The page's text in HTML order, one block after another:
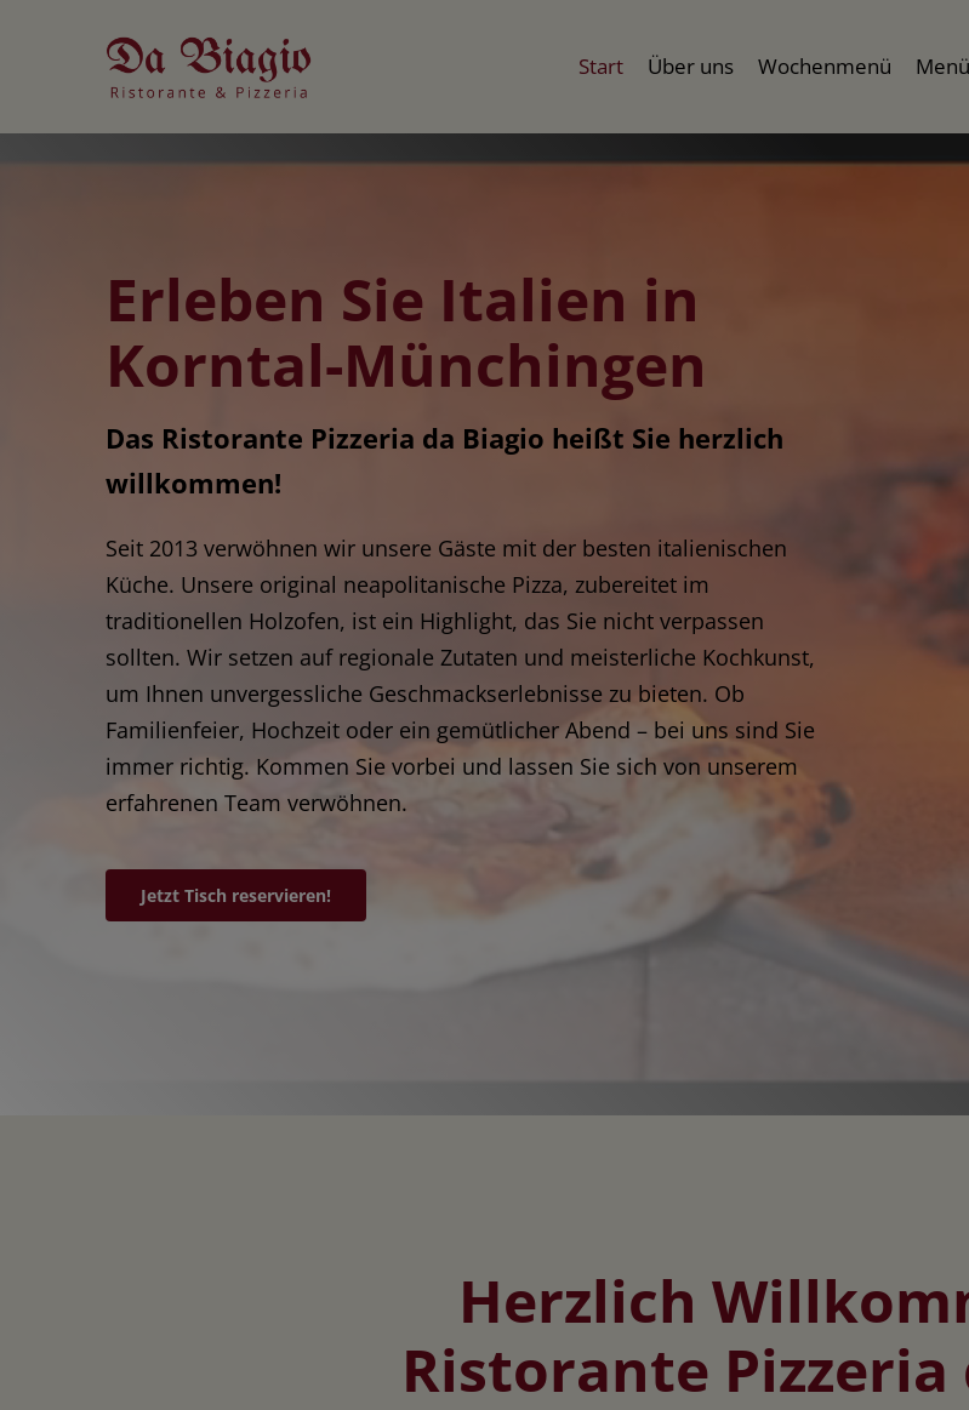
Start Über uns Wochenmenü
Erleben Sie Italien in
Korntal-Münchingen
Das Ristorante Pizzeria da Biagio heißt Sie herzlich
willkommen!
Seit 2013 verwöhnen wir unsere Gäste mit der besten italienischen
Küche. Unsere original neapolitanische Pizza, zubereitet im
traditionellen Holzofen, ist ein Highlight, das Sie nicht verpassen
sollten. Wir setzen auf regionale Zutaten und meisterliche Kochkunst,
um Ihnen unvergessliche Geschmackserlebnisse zu bieten. Ob
Familienfeier, Hochzeit oder ein gemütlicher Abend – bei uns sind Sie
immer richtig. Kommen Sie vorbei und lassen Sie sich von unserem
erfahrenen Team verwöhnen.
Jetzt Tisch reservieren!
Herzlich
Ristorante Pizzeria